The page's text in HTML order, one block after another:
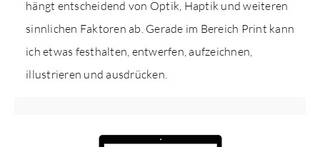
hängt entscheidend von Optik, Haptik und weiteren
sinnlichen Faktoren ab. Gerade im Bereich Print kann
ich etwas festhalten, entwerfen, aufzeichnen,
illustrieren und ausdrücken.